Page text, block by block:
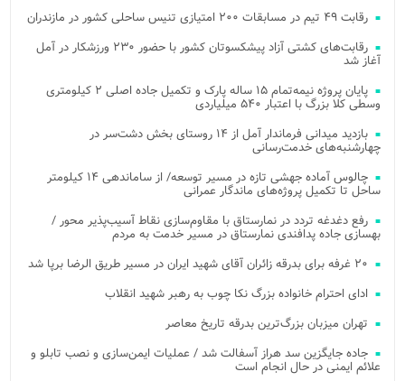
رقابت ۴۹ تیم در مسابقات ۲۰۰ امتیازی تنیس ساحلی کشور در مازندران
رقابت‌های کشتی آزاد پیشکسوتان کشور با حضور ۲۳۰ ورزشکار در آمل
آغاز شد
پایان پروژه نیمه‌تمام ۱۵ ساله پارک و تکمیل جاده اصلی ۲ کیلومتری
وسطی کلا بزرگ با اعتبار ۵۴۰ میلیاردی
بازدید میدانی فرماندار آمل از ۱۴ روستای بخش دشت‌سر در
چهارشنبه‌های خدمت‌رسانی
چالوس آماده جهشی تازه در مسیر توسعه/ از ساماندهی ۱۴ کیلومتر
ساحل تا تکمیل پروژه‌های ماندگار عمرانی
رفع دغدغه تردد در نمارستاق با مقاوم‌سازی نقاط آسیب‌پذیر محور /
بهسازی جاده پدافندی نمارستاق در مسیر خدمت به مردم
۲۰ غرفه برای بدرقه زائران آقای شهید ایران در مسیر طریق الرضا برپا شد
ادای احترام خانواده بزرگ نکا چوب به رهبر شهید انقلاب
تهران میزبان بزرگ‌ترین بدرقه تاریخ معاصر
جاده جایگزین سد هراز آسفالت شد / عملیات ایمن‌سازی و نصب تابلو و
علائم ایمنی در حال انجام است